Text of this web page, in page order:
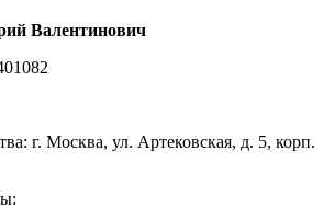
Валентинович
г. Москва, ул. Артековская, д. 5, корп.